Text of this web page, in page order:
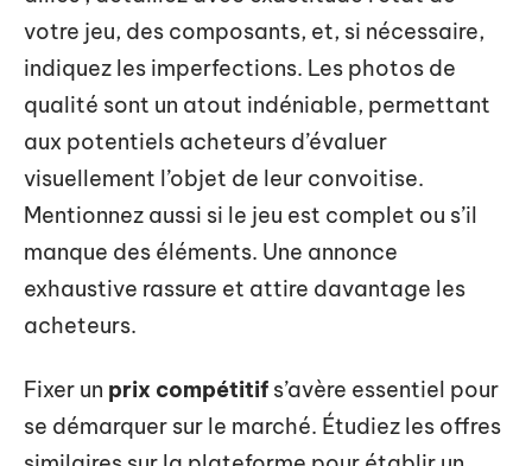
votre jeu, des composants, et, si nécessaire,
indiquez les imperfections. Les photos de
qualité sont un atout indéniable, permettant
aux potentiels acheteurs d’évaluer
visuellement l’objet de leur convoitise.
Mentionnez aussi si le jeu est complet ou s’il
manque des éléments. Une annonce
exhaustive rassure et attire davantage les
acheteurs.
Fixer un prix compétitif s’avère essentiel pour
se démarquer sur le marché. Étudiez les offres